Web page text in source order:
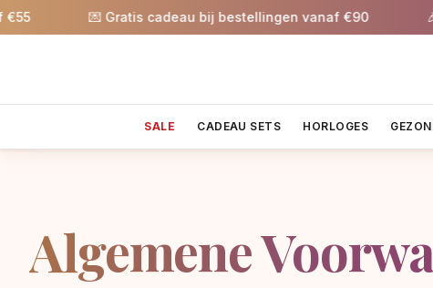
💌 Gratis cadeau bij bestellingen vanaf €90 🎉 5%
SALE CADEAU SETS HORLOGES
Algemene